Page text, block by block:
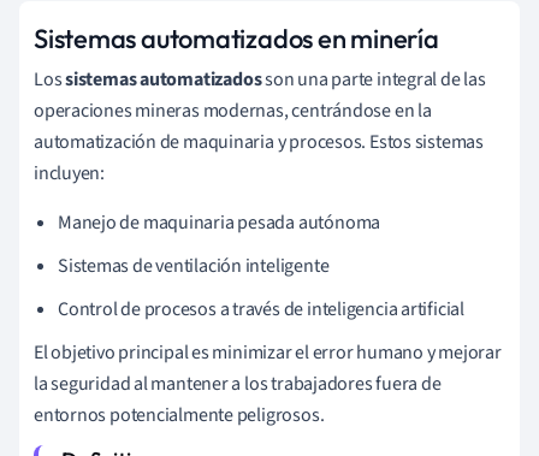
Sistemas automatizados en minería
Lossistemas automatizadosson una parte integral de las
operaciones mineras modernas, centrándose en la
automatización de maquinaria y procesos. Estos sistemas
incluyen:
Manejo de maquinaria pesada autónoma
Sistemas de ventilación inteligente
Control de procesos a través de inteligencia artificial
El objetivo principal es minimizar el error humano y mejorar
la seguridad al mantener a los trabajadores fuera de
entornos potencialmente peligrosos.